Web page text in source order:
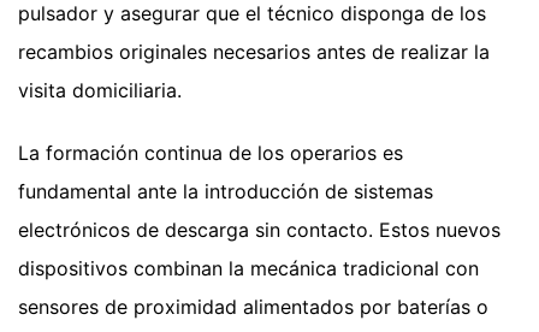
pulsador y asegurar que el técnico disponga de los
recambios originales necesarios antes de realizar la
visita domiciliaria.
La formación continua de los operarios es
fundamental ante la introducción de sistemas
electrónicos de descarga sin contacto. Estos nuevos
dispositivos combinan la mecánica tradicional con
sensores de proximidad alimentados por baterías o